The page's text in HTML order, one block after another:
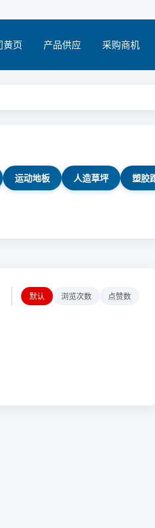
黄页 产品供应 采购商机
运动地板 人造草坪 塑胶
默认 浏览次数 点赞数